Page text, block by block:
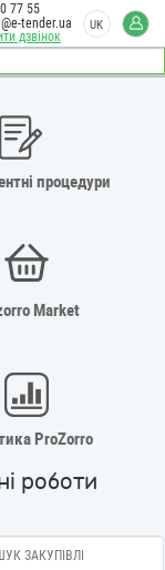
дзвінок
77 55
tender.ua
UK
процедури
Market
ProZorro
роботи